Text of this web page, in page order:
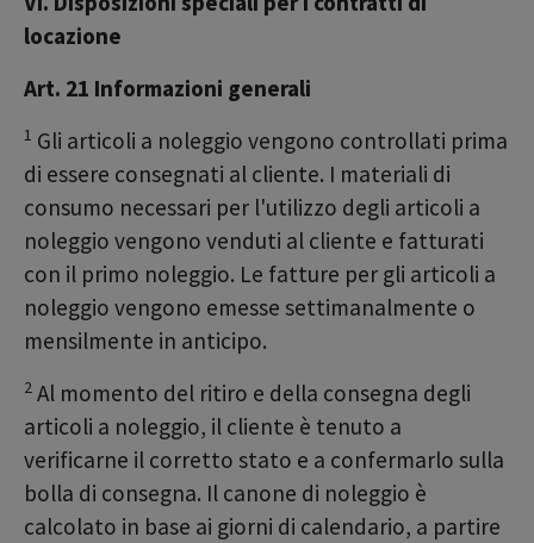
locazione
Art. 21 Informazioni generali
1 Gli articoli a noleggio vengono controllati prima
di essere consegnati al cliente. I materiali di
consumo necessari per l'utilizzo degli articoli a
noleggio vengono venduti al cliente e fatturati
con il primo noleggio. Le fatture per gli articoli a
noleggio vengono emesse settimanalmente o
mensilmente in anticipo.
2 Al momento del ritiro e della consegna degli
articoli a noleggio, il cliente è tenuto a
verificarne il corretto stato e a confermarlo sulla
bolla di consegna. Il canone di noleggio è
calcolato in base ai giorni di calendario, a partire